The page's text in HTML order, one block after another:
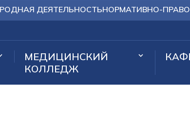
ДЕЯТЕЛЬНОСТЬНОРМАТИВНО-
МЕДИЦИНСКИЙ
КОЛЛЕДЖ